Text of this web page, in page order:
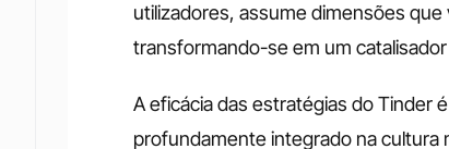
utilizadores, assume dimensões
transformando-se em um
A eficácia das estratégias do Tinder
profundamente integrado na cultura